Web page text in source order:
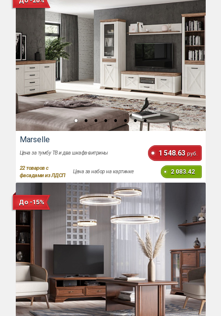
Marselle
Цена за тумбу ТВ и два шкафа-витрины 1 548.63 руб.
22товаров с
фасадами из ЛДСП
Цена за набор на картинке 2 083.42
До -15%